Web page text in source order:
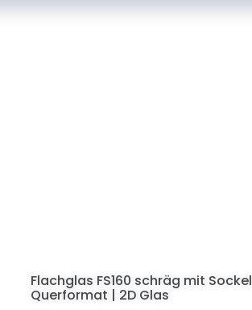
Flachglas FS160 schräg mit Sockel
Querformat | 2D Glas